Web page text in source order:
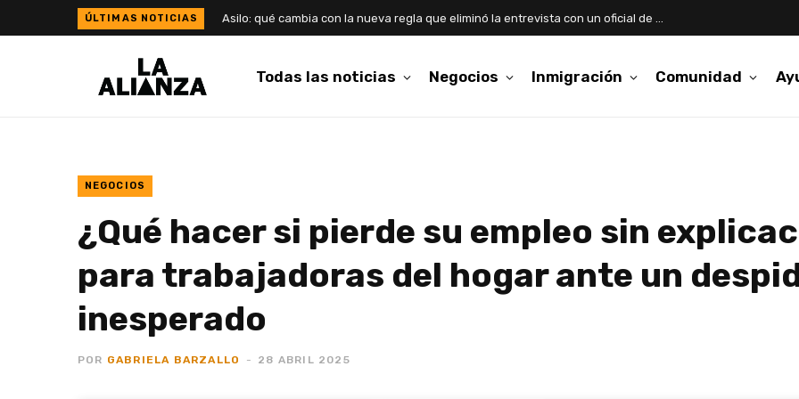
Todas las noticias Negocios Inmigración Comunidad
NEGOCIOS
¿Qué hacer si pierde su empleo sin
para trabajadoras del hogar ante un
inesperado
POR GABRIELA BARZALLO 28 ABRIL 2025